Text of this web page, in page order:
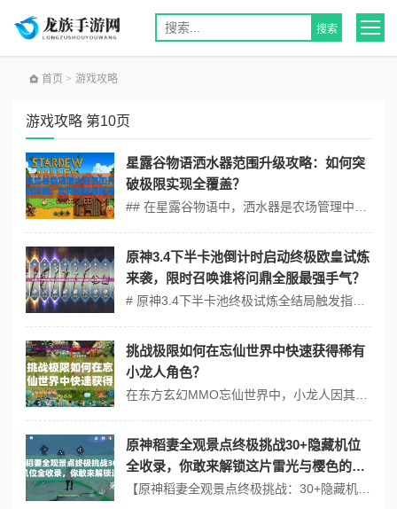
首页 > 游戏攻略
游戏攻略 第10页
星露谷物语洒水器范围升级攻略：如何突
破极限实现全覆盖？
原神3.4下半卡池倒计时启动终极欧皇试炼
来袭，限时召唤谁将问鼎全服最强手气？
挑战极限如何在忘仙世界中快速获得稀有
小龙人角色？
原神稻妻全观景点终极挑战30+隐藏机位
全收录，你敢来解锁这片雷光与樱色的秘
境地图吗？